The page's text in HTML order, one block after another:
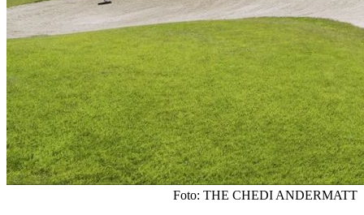
Foto: THE CHEDI ANDERMATT